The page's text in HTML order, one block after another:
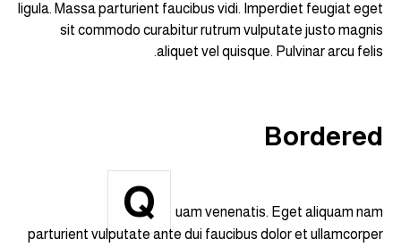
ligula. Massa parturient faucibus vidi. Imperdiet feugiat eget
sit commodo curabitur rutrum vulputate justo magnis
aliquet vel quisque. Pulvinar arcu felis.
Bordered
Q
uam venenatis. Eget aliquam nam
parturient vulputate ante dui faucibus dolor et ullamcorper